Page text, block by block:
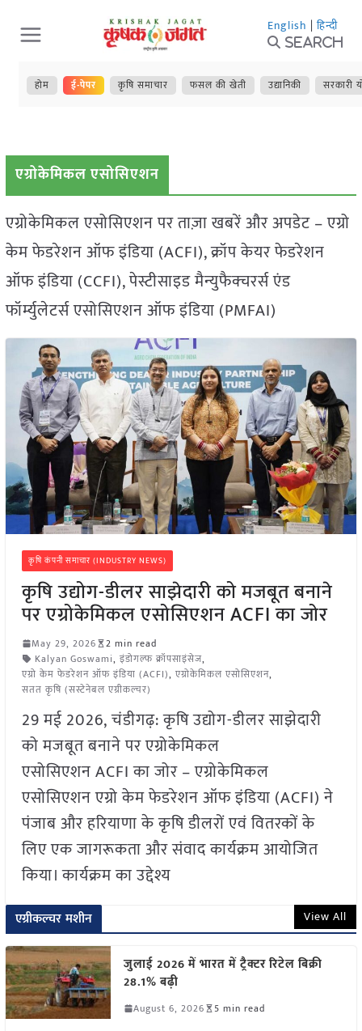
Skip
to
content
English | हिन्दी
Search
होम ई-पेपर कृषि समाचार फसल की खेती उद्यानिकी सरकारी
एग्रोकेमिकल एसोसिएशन
एग्रोकेमिकल एसोसिएशन पर ताज़ा खबरें और अपडेट – एग्रो
केम फेडरेशन ऑफ इंडिया (ACFI), क्रॉप केयर फेडरेशन
ऑफ इंडिया (CCFI), पेस्टीसाइड मैन्युफैक्चरर्स एंड
फॉर्म्युलेटर्स एसोसिएशन ऑफ इंडिया (PMFAI)
कृषि कंपनी समाचार (INDUSTRY NEWS)
कृषि उद्योग-डीलर साझेदारी को मजबूत बनाने
पर एग्रोकेमिकल एसोसिएशन ACFI का जोर
May 29, 2026
2 min read
Kalyan Goswami, इंडोगल्फ क्रॉपसाइंसेज,
एग्रो केम फेडरेशन ऑफ इंडिया (ACFI), एग्रोकेमिकल एसोसिएशन,
सतत कृषि (सस्टेनेबल एग्रीकल्चर)
29 मई 2026, चंडीगढ़: कृषि उद्योग-डीलर साझेदारी
को मजबूत बनाने पर एग्रोकेमिकल
एसोसिएशन ACFI का जोर – एग्रोकेमिकल
एसोसिएशन एग्रो केम फेडरेशन ऑफ इंडिया (ACFI) ने
पंजाब और हरियाणा के कृषि डीलरों एवं वितरकों के
लिए एक जागरूकता और संवाद कार्यक्रम आयोजित
किया। कार्यक्रम का उद्देश्य
एग्रीकल्चर मशीन View All
जुलाई 2026 में भारत में ट्रैक्टर रिटेल बिक्री
28.1% बढ़ी
August 6, 2026 5 min read